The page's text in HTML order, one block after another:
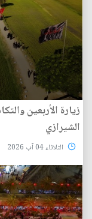
زيارة الأربعين
الشيرازي
الثلاثاء 04 آب 2026